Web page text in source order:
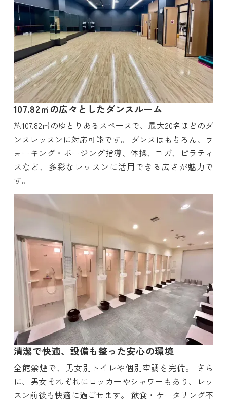
107.82㎡の広々としたダンスルーム
約107.82㎡のゆとりあるスペースで、最大20名ほどのダ
ンスレッスンに対応可能です。 ダンスはもちろん、ウ
ォーキング・ポージング指導、体操、ヨガ、ピラティ
スなど、多彩なレッスンに活用できる広さが魅力で
す。
清潔で快適、設備も整った安心の環境
全館禁煙で、男女別トイレや個別空調を完備。 さら
に、男女それぞれにロッカーやシャワーもあり、レッ
スン前後も快適に過ごせます。 飲食・ケータリング不